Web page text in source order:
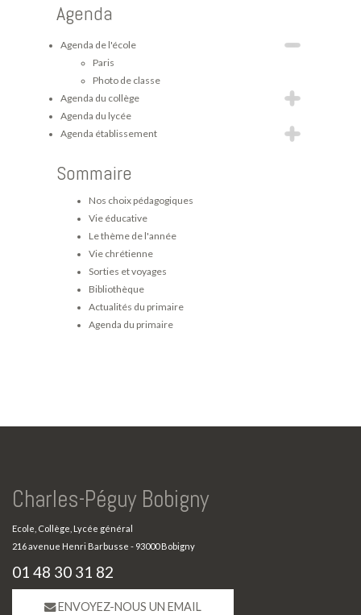
Agenda
Agenda de l'école
Paris
Photo de classe
Agenda du collège
Agenda du lycée
Agenda établissement
Sommaire
Nos choix pédagogiques
Vie éducative
Le thème de l'année
Vie chrétienne
Sorties et voyages
Bibliothèque
Actualités du primaire
Agenda du primaire
Charles-Péguy Bobigny
Ecole, Collège, Lycée général
216 avenue Henri Barbusse - 93000 Bobigny
01 48 30 31 82
ENVOYEZ-NOUS UN EMAIL